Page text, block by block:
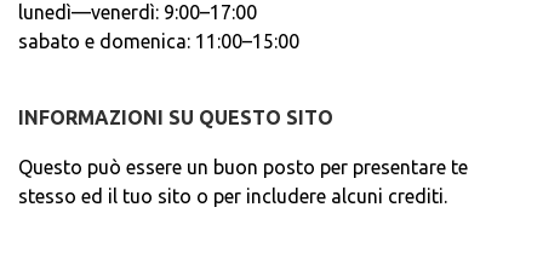
lunedì—venerdì: 9:00–17:00
sabato e domenica: 11:00–15:00
INFORMAZIONI SU QUESTO SITO
Questo può essere un buon posto per presentare te
stesso ed il tuo sito o per includere alcuni crediti.